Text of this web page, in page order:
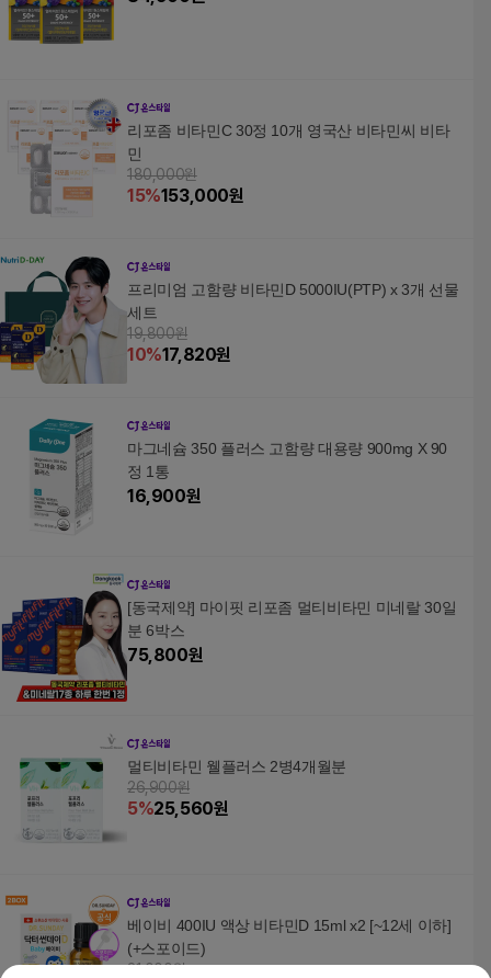
리포좀 비타민C 30정 10개 영국산 비타민씨 비타
민
180,000원
15%153,000원
프리미엄 고함량 비타민D 5000IU(PTP) x 3개 선물
세트
19,800원
10%17,820원
마그네슘 350 플러스 고함량 대용량 900mg X 90
정 1통
16,900원
[동국제약] 마이핏 리포좀 멀티비타민 미네랄 30일
분 6박스
75,800원
멀티비타민 웰플러스 2병4개월분
26,900원
5%25,560원
베이비 400IU 액상 비타민D 15ml x2 [~12세 이하]
(+스포이드)
31,000원